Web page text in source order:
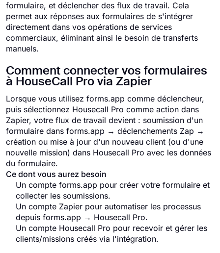
formulaire, et déclencher des flux de travail. Cela
permet aux réponses aux formulaires de s'intégrer
directement dans vos opérations de services
commerciaux, éliminant ainsi le besoin de transferts
manuels.
Comment connecter vos formulaires
à HouseCall Pro via Zapier
Lorsque vous utilisez forms.app comme déclencheur,
puis sélectionnez Housecall Pro comme action dans
Zapier, votre flux de travail devient : soumission d'un
formulaire dans forms.app → déclenchements Zap →
création ou mise à jour d'un nouveau client (ou d'une
nouvelle mission) dans Housecall Pro avec les données
du formulaire.
Ce dont vous aurez besoin
Un compte forms.app pour créer votre formulaire et
collecter les soumissions.
Un compte Zapier pour automatiser les processus
depuis forms.app → Housecall Pro.
Un compte Housecall Pro pour recevoir et gérer les
clients/missions créés via l'intégration.